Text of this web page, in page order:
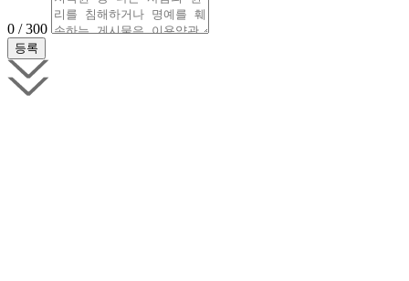
0 / 300